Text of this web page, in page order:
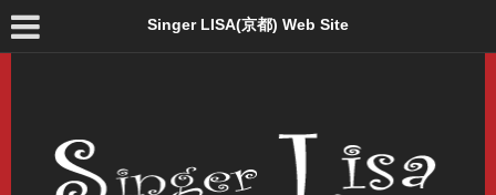
Singer LISA(京都) Web Site